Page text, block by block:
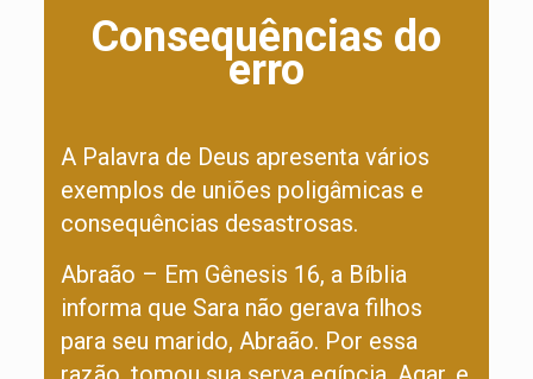
Consequências do
erro
A Palavra de Deus apresenta vários
exemplos de uniões poligâmicas e
consequências desastrosas.
Abraão – Em Gênesis 16, a Bíblia
informa que Sara não gerava filhos
para seu marido, Abraão. Por essa